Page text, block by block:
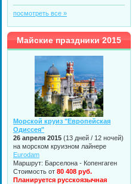
посмотреть все »
Майские праздники 2015
Морской круиз "Европейская
Одиссея"
26 апреля 2015 (13 дней / 12 ночей)
на морском круизном лайнере
Eurodam
Маршрут: Барселона - Копенгаген
Стоимость от 80 408 руб.
Планируется русскоязычная